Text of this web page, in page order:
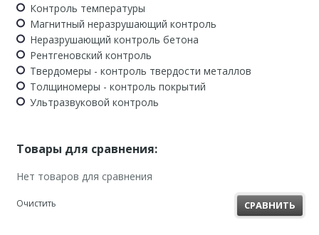
Контроль температуры
Магнитный неразрушающий контроль
Неразрушающий контроль бетона
Рентгеновский контроль
Твердомеры - контроль твердости металлов
Толщиномеры - контроль покрытий
Ультразвуковой контроль
Товары для сравнения:
Нет товаров для сравнения
Очистить СРАВНИТЬ